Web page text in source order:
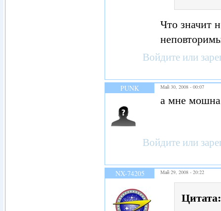
Что значит
Войдите или
PUNK Май 30, 2008 - 00:07
а мне
Войдите или
NX-74205 Май 29, 2008 - 20:22
Цитата: